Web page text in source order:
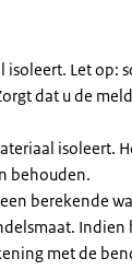
isoleert. Let op:
dat u de
isoleert.
behouden.
berekende
Indien
met de